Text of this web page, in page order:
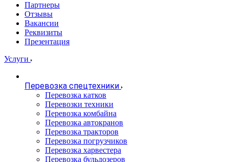
Партнеры
Отзывы
Вакансии
Реквизиты
Презентация
Услуги
Перевозка спецтехники
Перевозка катков
Перевозки техники
Перевозка комбайна
Перевозка автокранов
Перевозка тракторов
Перевозка погрузчиков
Перевозка харвестера
Перевозка бульдозеров